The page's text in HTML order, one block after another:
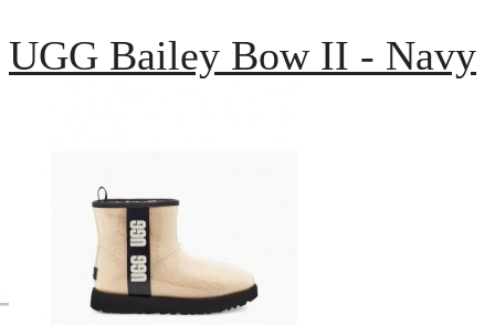
UGG Bailey Bow II - Navy